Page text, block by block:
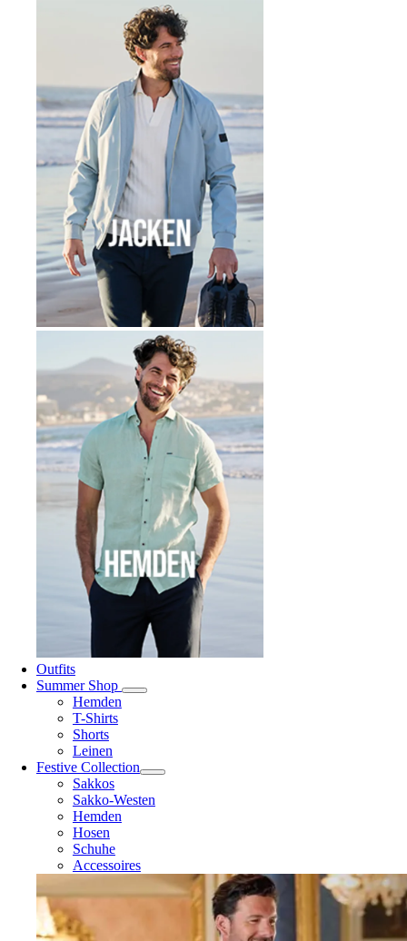
Outfits
Summer Shop
Hemden
T-Shirts
Shorts
Leinen
Festive Collection
Sakkos
Sakko-Westen
Hemden
Hosen
Schuhe
Accessoires